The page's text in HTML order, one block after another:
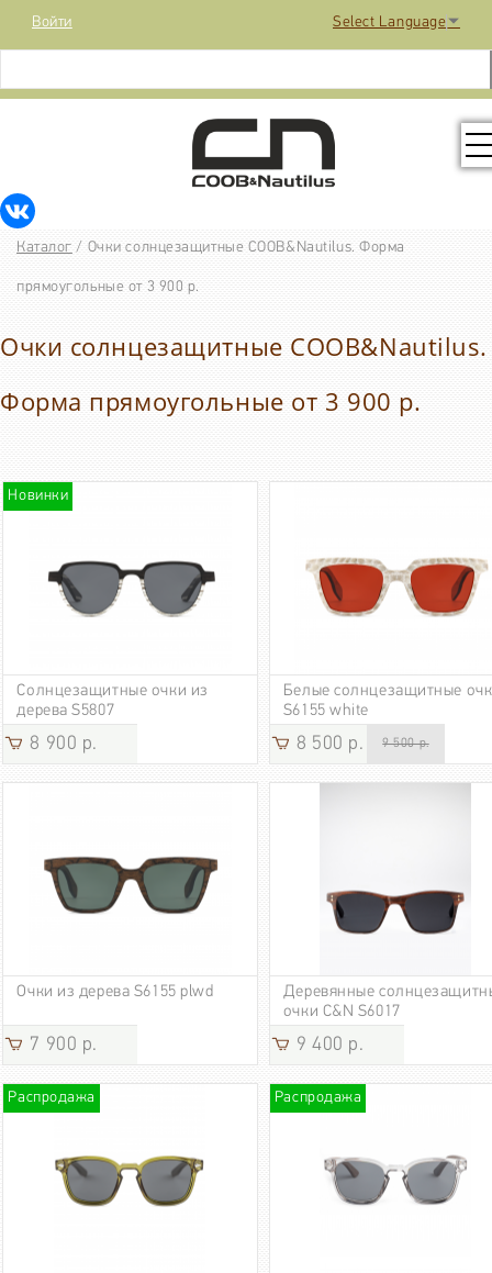
Select Language ▼
РАСПРОДАЖА
КОНТАКТЫ
МЕДИА
Войти
Каталог / Очки солнцезащитные COOB&Nautilus. Форма
прямоугольные от 3 900 р.
Очки солнцезащитные COOB&Nautilus.
Форма прямоугольные от 3 900 р.
Новинки
Солнцезащитные очки из
дерева S5807
8 900 р.
Белые солнцезащитные
S6155 white
8 500 р. 9 500 р.
Очки из дерева S6155 plwd
7 900 р.
Деревянные
очки C&N S6017
9 400 р.
Распродажа Распродажа